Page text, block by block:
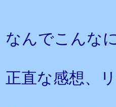
なんでこんな
正直な感想、